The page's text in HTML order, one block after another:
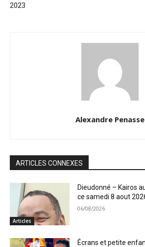
2023
Alexandre Penasse
ARTICLES CONNEXES
Articles
Dieudonné – Kairos
ce samedi 8 aout
06/08/2026
Écrans et petite